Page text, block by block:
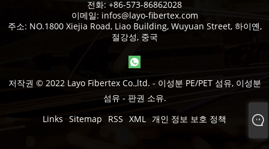
전화: +86-573-86862028
이메일: infos@layo-fibertex.com
주소: NO.1800 Xiejia Road, Liao Building, Wuyuan Street, 하이옌,
절강성, 중국
저작권 © 2022 Layo Fibertex Co.,ltd. - 이성분 PE/PET 섬유, 이성분
섬유 - 판권 소유.
Links Sitemap RSS XML 개인 정보 보호 정책